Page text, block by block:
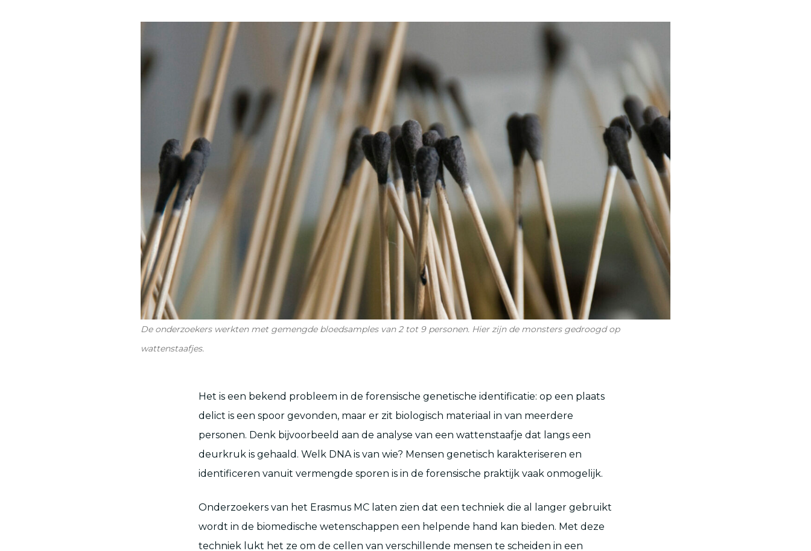
De onderzoekers werkten met gemengde bloedsamples van 2 tot 9 personen. Hier zijn de monsters gedroogd op
wattenstaafjes.
Het is een bekend probleem in de forensische genetische identificatie: op een plaats
delict is een spoor gevonden, maar er zit biologisch materiaal in van meerdere
personen. Denk bijvoorbeeld aan de analyse van een wattenstaafje dat langs een
deurkruk is gehaald. Welk DNA is van wie? Mensen genetisch karakteriseren en
identificeren vanuit vermengde sporen is in de forensische praktijk vaak onmogelijk.
Onderzoekers van het Erasmus MC laten zien dat een techniek die al langer gebruikt
wordt in de biomedische wetenschappen een helpende hand kan bieden. Met deze
techniek lukt het ze om de cellen van verschillende mensen te scheiden in een